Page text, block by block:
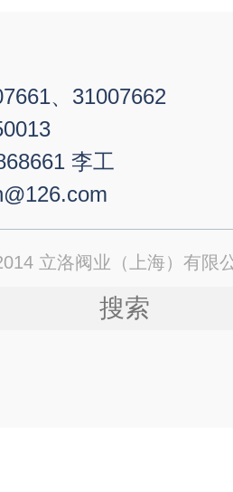
、31007662
李工
立洛阀业（上海）有限